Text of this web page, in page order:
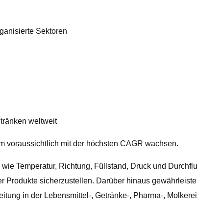
Sektoren
weltweit
voraussichtlich mit der höchsten CAGR wachsen.
Temperatur, Richtung, Füllstand, Druck und
sicherzustellen. Darüber hinaus
in der Lebensmittel-, Getränke-, Pharma-,